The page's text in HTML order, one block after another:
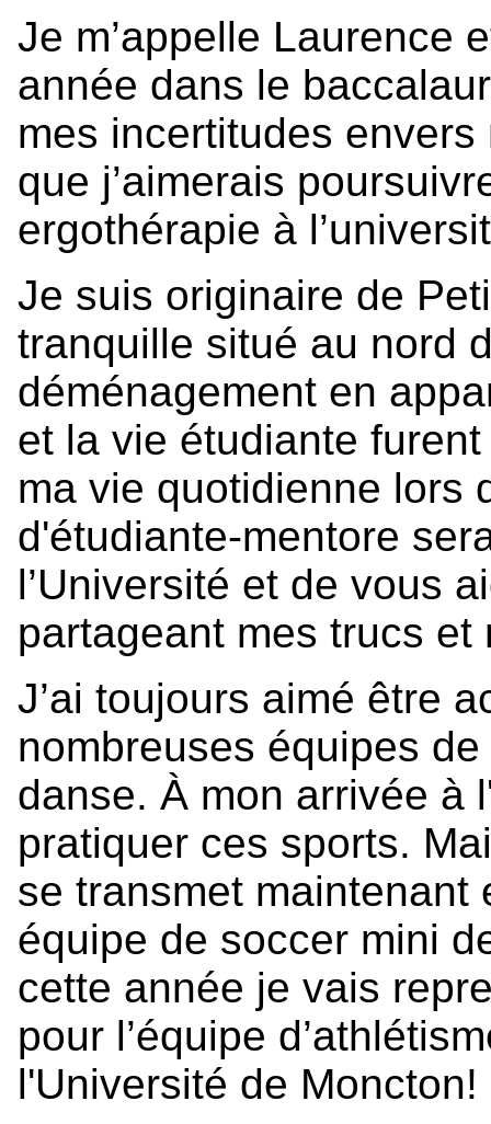
Je m’appelle Laurence
année dans le
mes incertitudes
que j’aimerais
ergothérapie à
Je suis originaire de
tranquille situé au nord
déménagement en
et la vie étudiante
ma vie quotidienne lors
d'étudiante-mentore
l’Université et de vous
partageant mes trucs et
J’ai toujours aimé être
nombreuses équipes
danse. À mon arrivée à
pratiquer ces sports.
se transmet maintenant
équipe de soccer mini
cette année je vais
pour l’équipe
l'Université de Moncton!